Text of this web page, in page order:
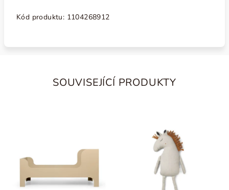
Kód produktu: 1104268912
SOUVISEJÍCÍ PRODUKTY